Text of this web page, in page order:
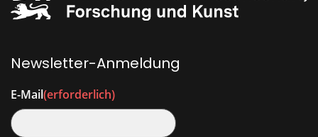
Newsletter-Anmeldung
E-Mail(erforderlich)